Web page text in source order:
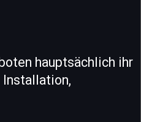
hauptsächlich ihr
Installation,